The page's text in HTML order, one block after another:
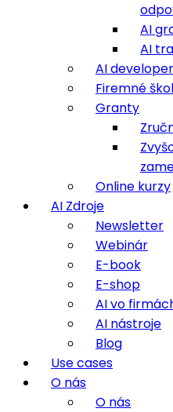
AI
AI
AI developer
Firemné
Granty
Online kurzy
AI Zdroje
Newsletter
Webinár
E-book
E-shop
AI vo
AI nástroje
Blog
Use cases
O nás
O nás